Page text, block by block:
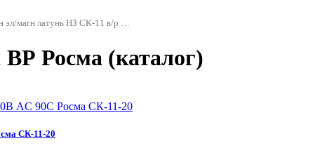
Росма (каталог)
СК-11-20